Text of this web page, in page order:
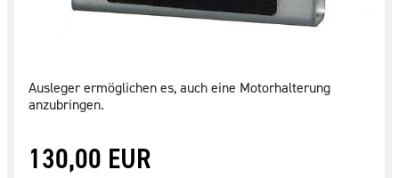
Ausleger ermöglichen es, auch eine Motorhalterung
anzubringen.
130,00 EUR